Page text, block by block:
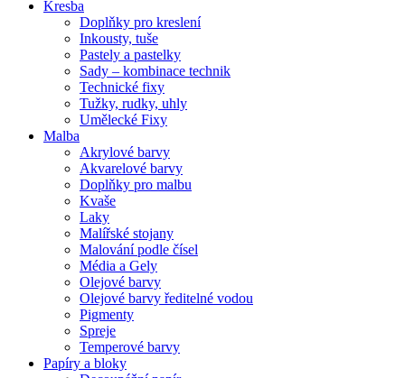
Kresba
Doplňky pro kreslení
Inkousty, tuše
Pastely a pastelky
Sady – kombinace technik
Technické fixy
Tužky, rudky, uhly
Umělecké Fixy
Malba
Akrylové barvy
Akvarelové barvy
Doplňky pro malbu
Kvaše
Laky
Malířské stojany
Malování podle čísel
Média a Gely
Olejové barvy
Olejové barvy ředitelné vodou
Pigmenty
Spreje
Temperové barvy
Papíry a bloky